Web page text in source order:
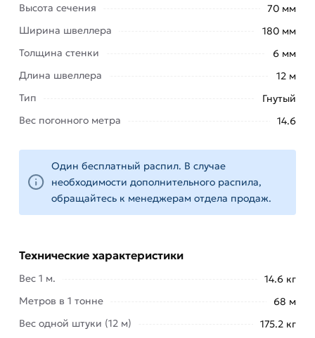
180х70х6 мм. Его отличие от классического
швеллера состоит в скругленном внешнем угле.
По способу изготовления для производства
используются технологии горячего и холодного
проката стальных листов.
Применение гнутого швеллера актуально
широко изделия используются в
машиностроении, судостроении и
станкостроении.
создании конструкций теплиц и других
хозяйственных сооружений.
Для приобретения данной позиции, кликните
мышкой «Добавить в корзину»
или нажмите на
Высота сечения
70 мм
Ширина швеллера
180 мм
Толщина стенки
6 мм
Длина швеллера
12 м
Тип
Гнутый
Вес погонного метра
14.6
Один бесплатный распил. В случае
необходимости дополнительного распила,
обращайтесь к менеджерам отдела продаж.
Технические характеристики
Вес 1 м.
14.6 кг
Метров в 1 тонне
68 м
Вес одной штуки (12 м)
175.2 кг